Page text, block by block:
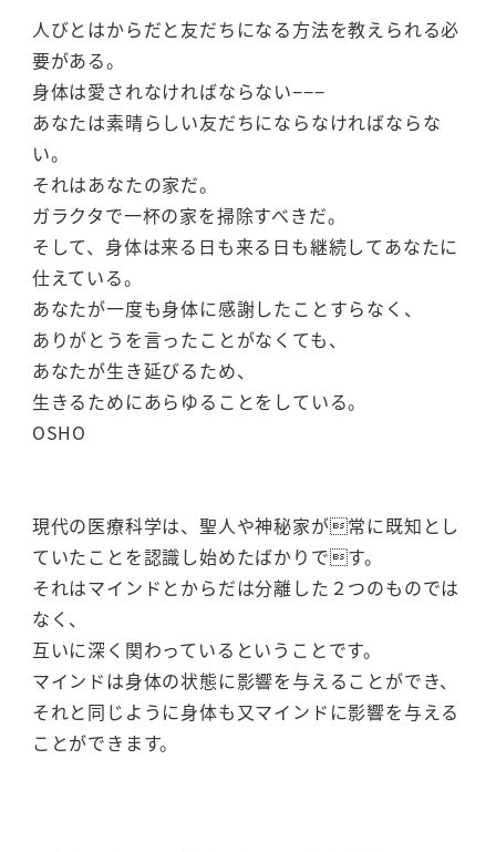
人びとはからだと友だちになる方法を教えられる必
要がある。
身体は愛されなければならない−−−
あなたは素晴らしい友だちにならなければならな
い。
それはあなたの家だ。
ガラクタで一杯の家を掃除すべきだ。
そして、身体は来る日も来る日も継続してあなたに
仕えている。
あなたが一度も身体に感謝したことすらなく、
ありがとうを言ったことがなくても、
あなたが生き延びるため、
生きるためにあらゆることをしている。
OSHO
現代の医療科学は、聖人や神秘家が常に既知とし
ていたことを認識し始めたばかりです。
それはマインドとからだは分離した２つのものでは
なく、
互いに深く関わっているということです。
マインドは身体の状態に影響を与えることができ、
それと同じように身体も又マインドに影響を与える
ことができます。